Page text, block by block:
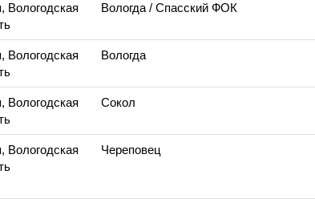
Вологодская
Вологда / Спасский ФОК
Вологодская
Вологда
Вологодская
Сокол
Вологодская
Череповец